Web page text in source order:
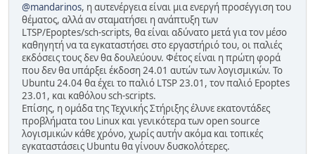
@mandarinos, η αυτενέργεια είναι μια ενεργή προσέγγιση του
θέματος, αλλά αν σταματήσει η ανάπτυξη των
LTSP/Epoptes/sch-scripts, θα είναι αδύνατο μετά για τον μέσο
καθηγητή να τα εγκαταστήσει στο εργαστήριό του, οι παλιές
εκδόσεις τους δεν θα δουλεύουν. Φέτος είναι η πρώτη φορά
που δεν θα υπάρξει έκδοση 24.01 αυτών των λογισμικών. Το
Ubuntu 24.04 θα έχει το παλιό LTSP 23.01, τον παλιό Epoptes
23.01, και καθόλου sch-scripts.
Επίσης, η ομάδα της Τεχνικής Στήριξης έλυνε εκατοντάδες
προβλήματα του Linux και γενικότερα των open source
λογισμικών κάθε χρόνο, χωρίς αυτήν ακόμα και τοπικές
εγκαταστάσεις Ubuntu θα γίνουν δυσκολότερες.